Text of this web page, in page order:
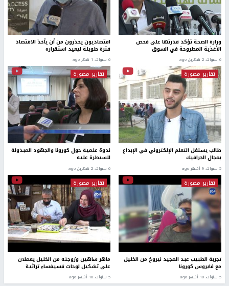
وزارة الصحة تؤكد قدرتها على فحص
الأغذية المطروحة في السوق
6 سنوات، 2 شهرين ago
اقتصاديون يحذرون من أن يأخذ الاقتصاد
فترة طويلة ليعيد استقراره
6 سنوات، 1 شهر ago
تقارير مصورة
طالب يستغل التعلم الإلكتروني في الإبداع
بمجال الجرافيك
5 سنوات، 9 أشهر ago
تقارير مصورة
ندوة علمية حول كورونا والجهود المبذولة
للسيطرة عليه
6 سنوات، 2 شهرين ago
تقارير مصورة
تجربة الطبيب عبد المجيد نيروخ من الخليل
مع فايروس كورونا
5 سنوات، 10 أشهر ago
تقارير مصورة
ماهر شاهين وزوجته من الخليل يعملان
على تشكيل لوحات فسيفساء تراثية
5 سنوات، 10 أشهر ago